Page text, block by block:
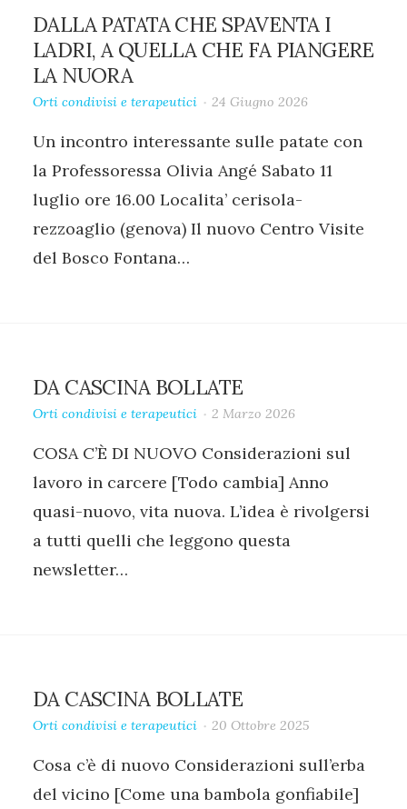
DALLA PATATA CHE SPAVENTA I
LADRI, A QUELLA CHE FA PIANGERE
LA NUORA
Orti condivisi e terapeutici 24 Giugno 2026
Un incontro interessante sulle patate con
la Professoressa Olivia Angé Sabato 11
luglio ore 16.00 Localita’ cerisola-
rezzoaglio (genova) Il nuovo Centro Visite
del Bosco Fontana…
DA CASCINA BOLLATE
Orti condivisi e terapeutici 2 Marzo 2026
COSA C’È DI NUOVO‍ Considerazioni sul
lavoro in carcere [Todo cambia] Anno
quasi-nuovo, vita nuova. L’idea è rivolgersi
a tutti quelli che leggono questa
newsletter…
DA CASCINA BOLLATE
Orti condivisi e terapeutici 20 Ottobre 2025
Cosa c’è di nuovo‍ Considerazioni sull’erba
del vicino [Come una bambola gonfiabile]